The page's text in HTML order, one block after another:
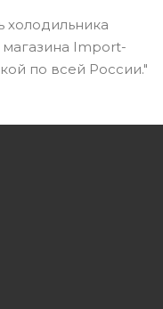
Import-
по всей России."